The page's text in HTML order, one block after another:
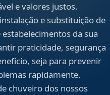
e valores justos.
e substituição de
da sua
praticidade, segurança
seja para prevenir
rapidamente.
chuveiro dos nossos